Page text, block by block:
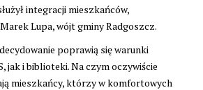
integracji mieszkańców,
Lupa, wójt gminy Radgoszcz.
poprawią się warunki
jak i biblioteki. Na czym oczywiście
mieszkańcy, którzy w komfortowych